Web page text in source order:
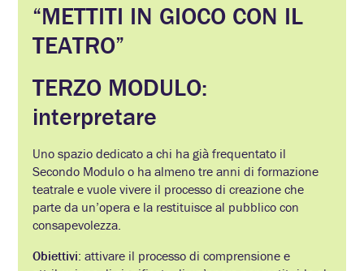
“METTITI IN GIOCO CON IL
TEATRO”
TERZO MODULO:
interpretare
Uno spazio dedicato a chi ha già frequentato il
Secondo Modulo o ha almeno tre anni di formazione
teatrale e vuole vivere il processo di creazione che
parte da un’opera e la restituisce al pubblico con
consapevolezza.
Obiettivi: attivare il processo di comprensione e